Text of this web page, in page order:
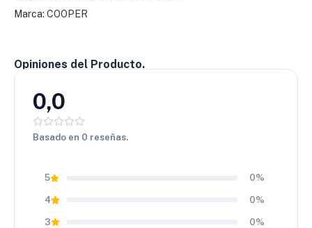
Marca: COOPER
Opiniones del Producto.
0,0
Basado en 0 reseñas.
5 0%
4 0%
3 0%